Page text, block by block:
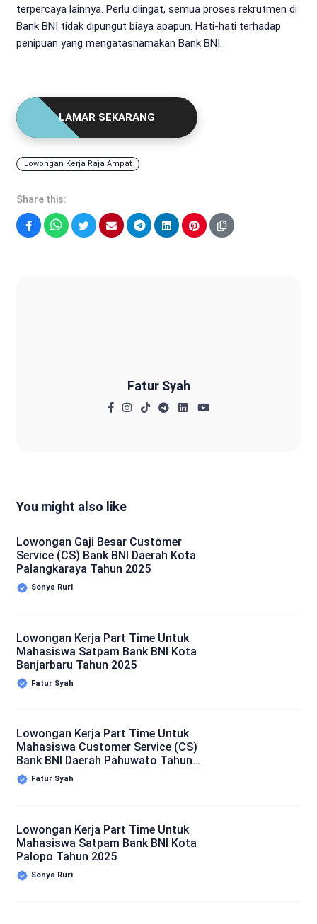
terpercaya lainnya. Perlu diingat, semua proses rekrutmen di
Bank BNI tidak dipungut biaya apapun. Hati-hati terhadap
penipuan yang mengatasnamakan Bank BNI.
LAMAR SEKARANG
Lowongan Kerja Raja Ampat
Share this:
Fatur Syah
You might also like
Lowongan Gaji Besar Customer
Service (CS) Bank BNI Daerah Kota
Palangkaraya Tahun 2025
Sonya Ruri
Lowongan Kerja Part Time Untuk
Mahasiswa Satpam Bank BNI Kota
Banjarbaru Tahun 2025
Fatur Syah
Lowongan Kerja Part Time Untuk
Mahasiswa Customer Service (CS)
Bank BNI Daerah Pahuwato Tahun
2025Fatur Syah
Lowongan Kerja Part Time Untuk
Mahasiswa Satpam Bank BNI Kota
Palopo Tahun 2025
Sonya Ruri